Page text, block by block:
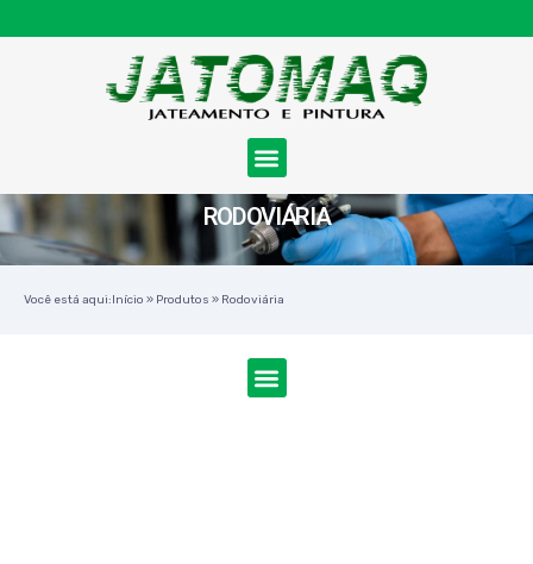
RODOVIÁRIA
Você está aqui:Início » Produtos » Rodoviária